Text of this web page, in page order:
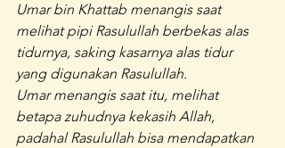
Umar bin Khattab menangis saat
melihat pipi Rasulullah berbekas alas
tidurnya, saking kasarnya alas tidur
yang digunakan Rasulullah.
Umar menangis saat itu, melihat
betapa zuhudnya kekasih Allah,
padahal Rasulullah bisa mendapatkan